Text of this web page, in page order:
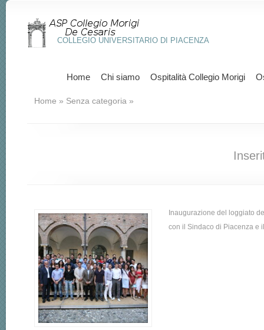
COLLEGIO UNIVERSITARIO DI PIACENZA
Home Chi siamo Ospitalità Collegio Morigi
Home » Senza categoria »
Inaugurazione del loggiato
con il Sindaco di Piacenza e